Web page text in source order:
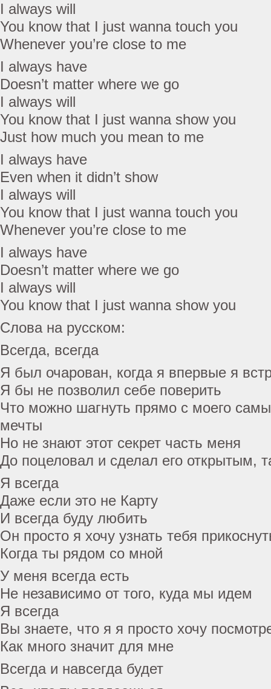
I always will
You know that I just wanna touch you
Whenever you’re close to me
I always have
Doesn’t matter where we go
I always will
You know that I just wanna show you
Just how much you mean to me
I always have
Even when it didn’t show
I always will
You know that I just wanna touch you
Whenever you’re close to me
I always have
Doesn’t matter where we go
I always will
You know that I just wanna show you
Слова на русском:
Всегда, всегда
Я был очарован, когда я впервые я
Я бы не позволил себе поверить
Что можно шагнуть прямо с моего
мечты
Но не знают этот секрет часть меня
До поцеловал и сделал его открытым,
Я всегда
Даже если это не Карту
И всегда буду любить
Он просто я хочу узнать тебя
Когда ты рядом со мной
У меня всегда есть
Не независимо от того, куда мы идем
Я всегда
Вы знаете, что я я просто хочу
Как много значит для мне
Всегда и навсегда будет